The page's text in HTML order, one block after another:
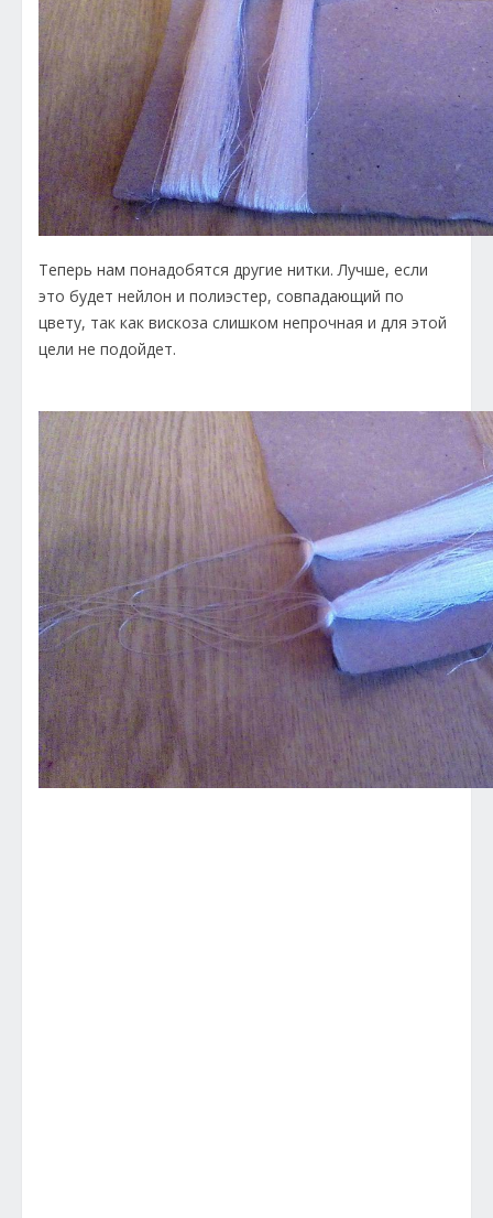
Теперь нам понадобятся другие нитки. Лучше, если
это будет нейлон и полиэстер, совпадающий по
цвету, так как вискоза слишком непрочная и для этой
цели не подойдет.